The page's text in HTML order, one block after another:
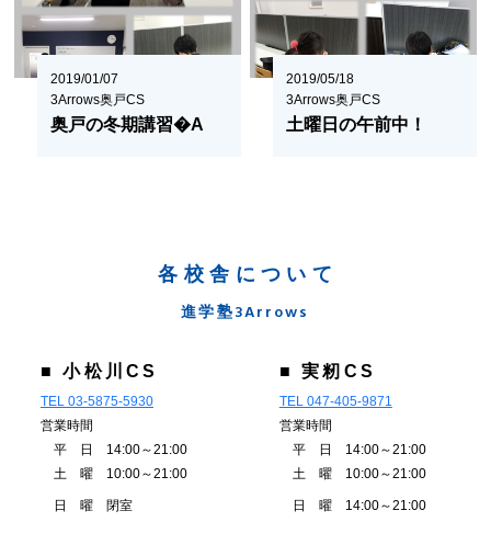
2019/01/07
3Arrows奥戸CS
奥戸の冬期講習�A
2019/05/18
3Arrows奥戸CS
土曜日の午前中！
各校舎について
進学塾3Arrows
■ 小松川CS
TEL 03-5875-5930
営業時間
平 日 14:00～21:00
土 曜 10:00～21:00
日 曜 閉室
■ 実籾CS
TEL 047-405-9871
営業時間
平 日 14:00～21:00
土 曜 10:00～21:00
日 曜 14:00～21:00